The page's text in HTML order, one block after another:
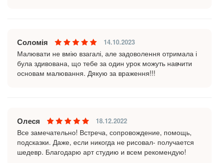
Соломія 14.10.2023
Малювати не вмію взагалі, але задоволення отримала і
була здивована, що тебе за один урок можуть навчити
основам малювання. Дякую за враження!!!
Олеся 18.12.2022
Все замечательно! Встреча, сопровождение, помощь,
подсказки. Даже, если никогда не рисовал- получается
шедевр. Благодарю арт студию и всем рекомендую!